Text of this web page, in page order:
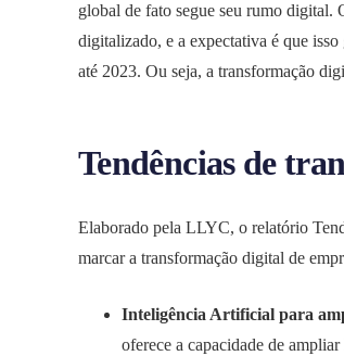
global de fato segue seu rumo digital.
digitalizado, e a expectativa é que isso
até 2023. Ou seja, a transformação
Tendências de
Elaborado pela LLYC, o relatório
marcar a transformação digital de
Inteligência Artificial para
oferece a capacidade de